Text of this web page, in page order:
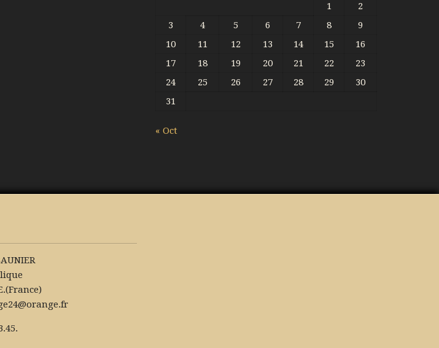
1
2
3
4 5 6 7 8
9
10
11 12 13 14 15
16
17
18 19 20 21 22
23
24
25 26 27 28 29
30
31
« Oct